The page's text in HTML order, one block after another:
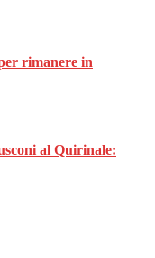
rimanere in
al Quirinale: